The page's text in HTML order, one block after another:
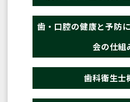
歯・口腔の健康と予防
会の仕組
歯科衛生士